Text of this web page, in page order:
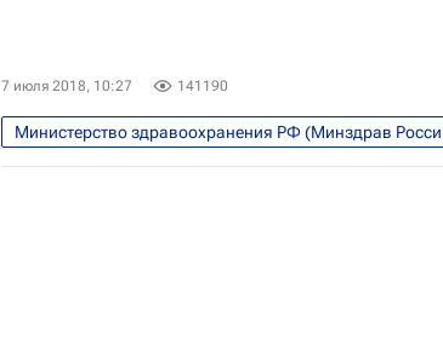
7 июля 2018, 10:27 141190
Министерство здравоохранения РФ (Минздрав